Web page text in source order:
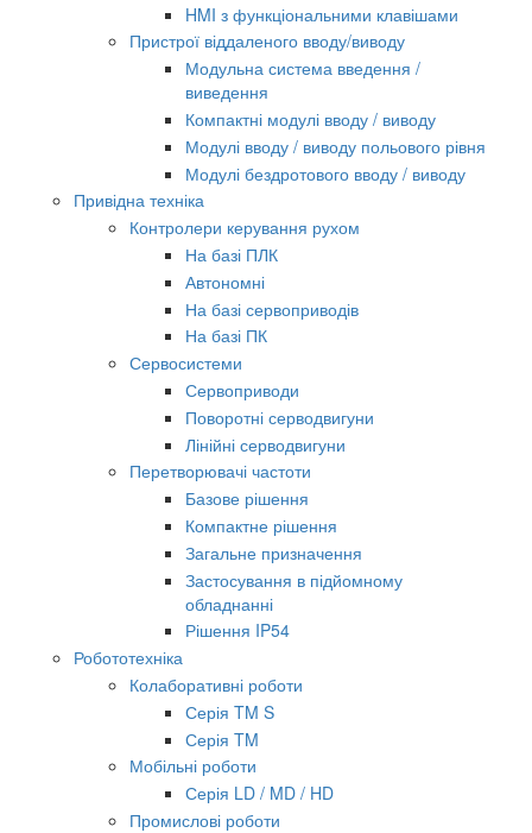
HMI з функціональними клавішами
Пристрої віддаленого вводу/виводу
Модульна система введення /
виведення
Компактні модулі вводу / виводу
Модулі вводу / виводу польового рівня
Модулі бездротового вводу / виводу
Привідна техніка
Контролери керування рухом
На базі ПЛК
Автономні
На базі сервоприводів
На базі ПК
Сервосистеми
Сервоприводи
Поворотні серводвигуни
Лінійні серводвигуни
Перетворювачі частоти
Базове рішення
Компактне рішення
Загальне призначення
Застосування в підйомному
обладнанні
Рішення IP54
Робототехніка
Колаборативні роботи
Серія TM S
Серія TM
Мобільні роботи
Серія LD / MD / HD
Промислові роботи